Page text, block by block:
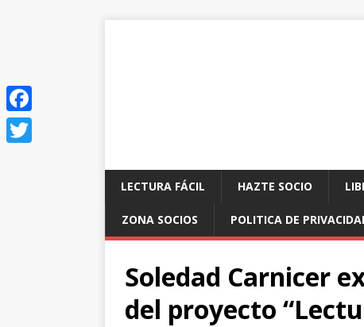
LECTURA FÁCIL HAZTE SOCIO
ZONA SOCIOS POLITICA DE
Soledad Carnicer
del proyecto
F